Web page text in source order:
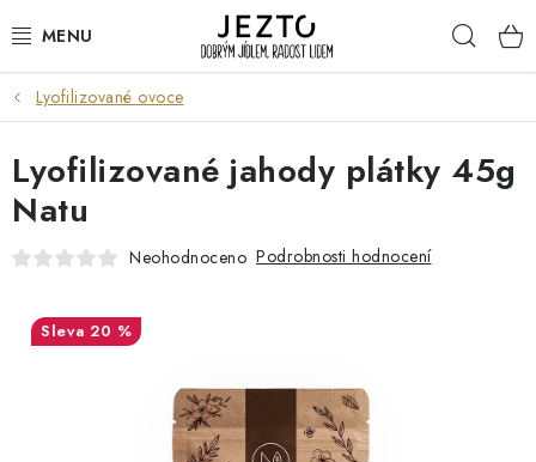
na
DÁRKOVÉ SADY
TRVANLIVÉ
DROGERIE A KOSMETIKA
SPORT A ZDRAVÍ
RELAX A REGENERACE
Lyofilizované ovoce
Lyofilizované jahody plátky 45g
Natu
Neohodnoceno Podrobnosti hodnocení
20 %